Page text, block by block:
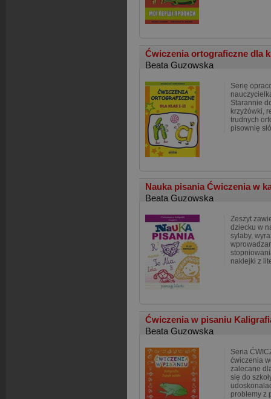
Ćwiczenia ortograficzne dla
Beata Guzowska
Serię
Starannie
krzyżówki,
trudnych
pisownię
Nauka pisania Ćwiczenia w
Beata Guzowska
Zeszyt
dziecku w
sylaby,
naklejki z
Ćwiczenia w pisaniu
Beata Guzowska
Seria
ćwiczenia
zalecane
się do
problemy z